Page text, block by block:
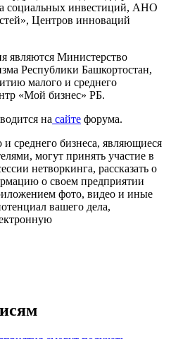
социальных инвестиций, АНО
Центров инноваций
являются Министерство
Республики Башкортостан,
малого и среднего
«Мой бизнес» РБ.
на сайте форума.
среднего бизнеса, являющиеся
могут принять участие в
нетворкинга, рассказать о
о своем предприятии
фото, видео и иные
вашего дела,